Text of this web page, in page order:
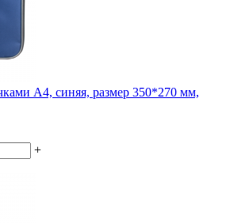
А4, синяя, размер 350*270 мм,
+